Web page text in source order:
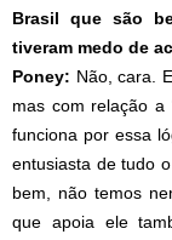
Brasil que são
tiveram medo de
Poney: Não, cara.
mas com relação a
funciona por essa
entusiasta de tudo
bem, não temos
que apoia ele